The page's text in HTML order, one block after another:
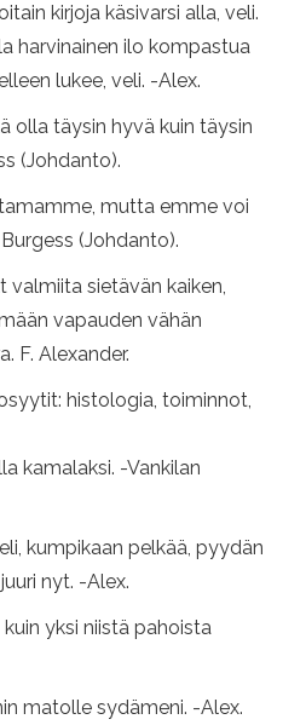
kirjoja käsivarsi alla, veli.
harvinainen ilo kompastua
lukee, veli. -Alex.
olla täysin hyvä kuin täysin
(Johdanto).
mutta emme voi
(Johdanto).
valmiita sietävän kaiken,
vapauden vähän
F. Alexander.
histologia, toiminnot,
kamalaksi. -Vankilan
kumpikaan pelkää, pyydän
nyt. -Alex.
yksi niistä pahoista
matolle sydämeni. -Alex.